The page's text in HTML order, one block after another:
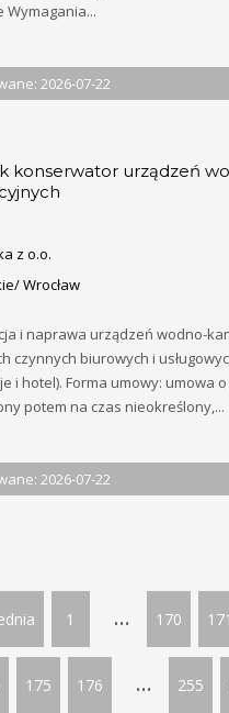
Wymagania...
2026-07-22
konserwator urządzeń
z o.o.
Wrocław
i naprawa urządzeń wodno-
czynnych biurowych i
i hotel). Forma umowy: umowa
potem na czas nieokreślony,...
2026-07-22
1 ... 170 171
175 176 ... 255